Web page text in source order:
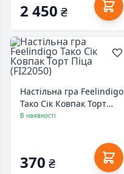
2 450 ₴
Настільна гра Feelindigo
Тако Сік Ковпак Торт
Піца (FI22050)
В наявності
370 ₴